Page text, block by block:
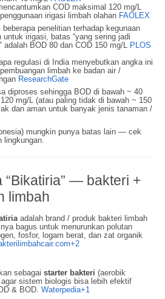
COD maksimal 120 mg/L
irigasi limbah olahan FAOLEX
beberapa penelitian terhadap kegunaan
untuk irigasi, batas “yang sering jadi
adalah BOD 80 dan COD 150 mg/L PLOS
regulasi di India menyebutkan angka ini
limbah ke badan air /
ResearchGate
diproses sehingga BOD di bawah ~ 40
mg/L (atau paling tidak di bawah ~ 150
dan aman untuk banyak jenis tanaman /
mungkin punya batas lain — cek
lingkungan.
“Bikatiria” — bakteri +
limbah
adalah brand / produk bakteri limbah
bagus untuk menurunkan polutan
fosfor, logam berat, dan zat organik
+2
sebagai starter bakteri (aerobik
sistem biologis bisa lebih efektif
& BOD. Waterpedia+1